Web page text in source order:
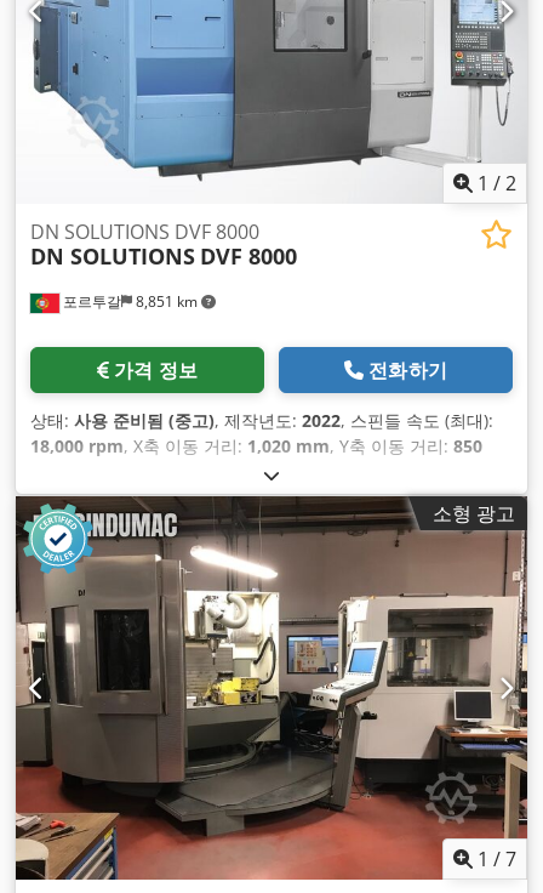
1 /2
포르투갈 8,851 km
DN SOLUTIONS DVF 8000
DN SOLUTIONS DVF 8000
가격 정보 전화하기
상태: 사용 준비됨 (중고), 제작년도: 2022, 스핀들 속도 (최대):
18,000 rpm, X축 이동 거리: 1,020 mm, Y축 이동 거리: 850
, 컨트롤러 제조업체:
트롤러 모델:31i-b5, 스핀들 모터 출력:22,000 와트, 테이블 하
중:800 kg, 공구 매거진의 슬롯 수:40, 축 수:5, 소형 광고
1 /7